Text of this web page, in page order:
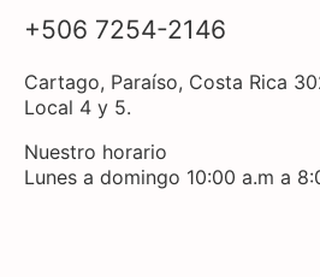
+506 7254-2146
Cartago, Paraíso, Costa Rica
Local 4 y 5.
Nuestro horario
Lunes a domingo 10:00 a.m a